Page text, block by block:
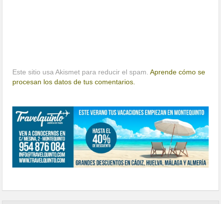
Este sitio usa Akismet para reducir el spam.Aprende cómo se
procesan los datos de tus comentarios.